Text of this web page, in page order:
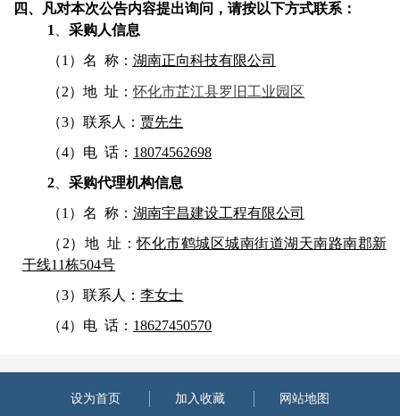
四、凡对本次公告内容提出询问，请按以下方式联系：
1
采购人信息
（1）名 称： 湖南正向科技有限公司
（2）地 址：怀化市芷江县罗旧工业园区
（3）联系人：贾先生
（4）电 话： 18074562698
2、 采购代理机构信息
（1）名 称： 湖南宇昌建设工程有限公司
（ 2）地 址：怀化市鹤城区城南街道湖天南路南郡新
干线11栋504号
（3）联系人：李女士
（4）电 话： 18627450570
设为首页 加入收藏 网站地图